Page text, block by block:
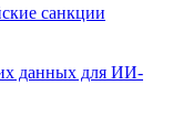
санкции
данных для ИИ-